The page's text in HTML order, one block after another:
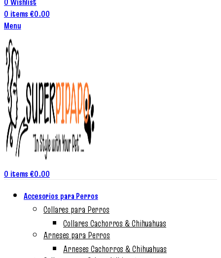
0 items €0.00
Menu
0 items €0.00
Accesorios para Perros
Collares para Perros
Collares Cachorros & Chihuahuas
Arneses para Perros
Arneses Cachorros & Chihuahuas